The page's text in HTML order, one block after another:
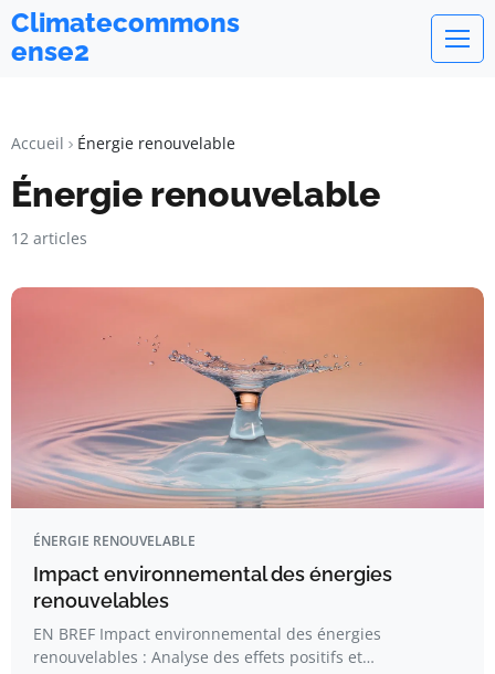
Climatecommons
ense2
Accueil Énergie renouvelable
Énergie renouvelable
12 articles
ÉNERGIE RENOUVELABLE
Impact environnemental des énergies
renouvelables
EN BREF Impact environnemental des énergies
renouvelables : Analyse des effets positifs et…